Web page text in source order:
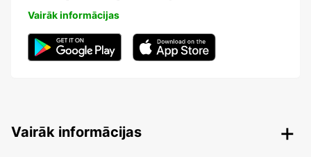
Vairāk informācijas
Vairāk informācijas